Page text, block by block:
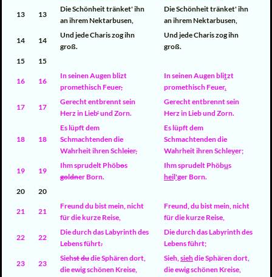
13 13
Die Schönheit tränket' ihn
an ihrem Nektarbusen,
Die Schönheit tränket' ihn
an ihrem Nektarbusen,
14 14
Und jede Charis zog ihn
groß.
Und jede Charis zog ihn
groß.
15
15
16 16
In seinen Augen blizt
promethisch Feuer,
In seinen Augen blitzt
promethisch Feuer.
17 17
Gerecht entbrennt sein
Herz in Lieb'und Zorn.
Gerecht entbrennt sein
Herz in Lieb und Zorn.
18 18
Es lüpft dem
Schmachtenden die
Wahrheit ihren Schleier,
Es lüpft dem
Schmachtenden die
Wahrheit ihren Schleyer;
19 19
Ihm sprudelt Phöbos
goldner Born.
Ihm sprudelt Phöbus
heil'ger Born.
20
20
21 21
Freund du bist mein, nicht
für die kurze Reise,
Freund,du bist mein, nicht
für die kurze Reise,
22 22
Die durch das Labyrinth des
Lebens führt.
Die durch das Labyrinth des
Lebens führt;
23 23
Siehstdudie Sphären dort,
die ewig schönen Kreise,
Sieh,siehdie Sphären dort,
die ewig schönen Kreise,